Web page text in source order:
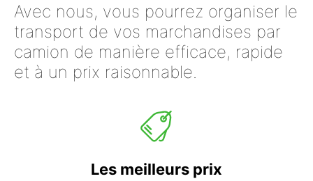
Avec nous, vous pourrez organiser le
transport de vos marchandises par
camion de manière efficace, rapide
et à un prix raisonnable.
Les meilleurs prix